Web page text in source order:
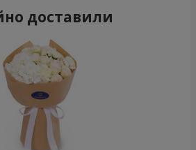
доставили